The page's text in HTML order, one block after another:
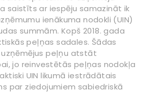
saistīts ar iespēju samazināt ik
ienākuma nodokli (UIN)
summām. Kopš 2018. gada
peļņas sadales. Šādas
peļņu atstāt
jo reinvestētās peļņas nodokļa
UIN likumā iestrādātais
par ziedojumiem sabiedriskā